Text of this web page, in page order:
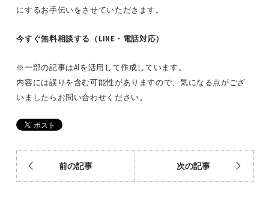
にするお手伝いをさせていただきます。
今すぐ無料相談する（LINE・電話対応）
※一部の記事はAIを活用して作成しています。
内容には誤りを含む可能性がありますので、気になる点がござ
いましたらお問い合わせください。
前の記事 次の記事